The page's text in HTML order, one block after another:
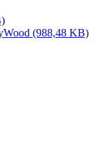
(988,48 KB)